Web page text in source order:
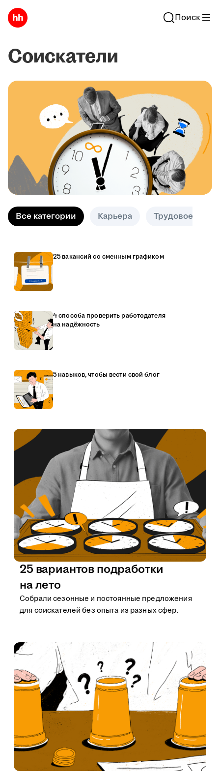
Поиск
Соискатели
Все категории Карьера Трудовое право
25 вакансий со сменным графиком
4 способа проверить работодателя
на надёжность
5 навыков, чтобы вести свой блог
25 вариантов подработки
на лето
Собрали сезонные и постоянные предложения
для соискателей без опыта из разных сфер.